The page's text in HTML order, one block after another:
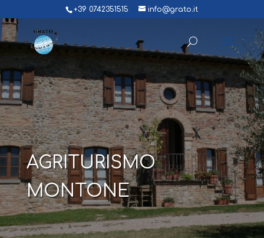
+39 0742351515 info@grato.it
AGRITURISMO
MONTONE